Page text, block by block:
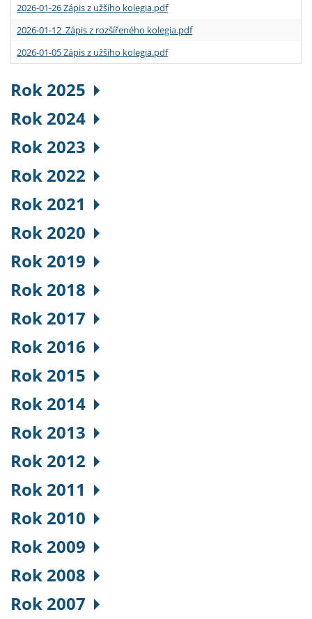
2026-01-26 Zápis z užšího kolegia.pdf
2026-01-12 Zápis z rozšířeného kolegia.pdf
2026-01-05 Zápis z užšího kolegia.pdf
Rok 2025
Rok 2024
Rok 2023
Rok 2022
Rok 2021
Rok 2020
Rok 2019
Rok 2018
Rok 2017
Rok 2016
Rok 2015
Rok 2014
Rok 2013
Rok 2012
Rok 2011
Rok 2010
Rok 2009
Rok 2008
Rok 2007